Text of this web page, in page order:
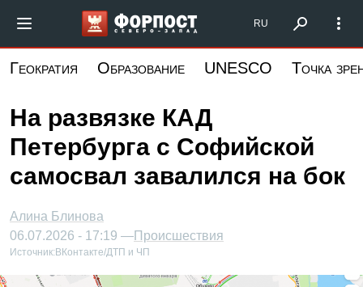
основному
Форпост Северо-Запад
RU
Геократия Образование UNESCO Точка
На развязке КАД
Петербурга с Софийской
самосвал завалился на бок
Алина Блинова
06.07.2026 - 17:19 —Происшествия
Источник: ВКонтакте/ДТП и ЧП